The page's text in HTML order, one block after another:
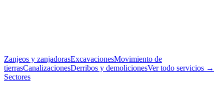
Zanjeos y zanjadorasExcavacionesMovimiento de
tierrasCanalizacionesDerribos y demolicionesVer todo servicios →
Sectores